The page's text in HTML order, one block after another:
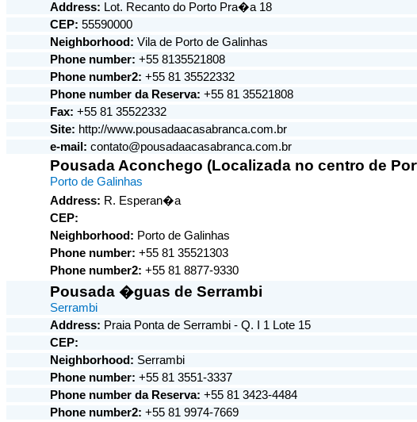
Address: Lot. Recanto do Porto Pra�a 18
CEP: 55590000
Neighborhood: Vila de Porto de Galinhas
Phone number: +55 8135521808
Phone number2: +55 81 35522332
Phone number da Reserva: +55 81 35521808
Fax: +55 81 35522332
Site: http://www.pousadaacasabranca.com.br
e-mail: contato@pousadaacasabranca.com.br
Pousada Aconchego (Localizada no centro de
Porto de Galinhas
Address: R. Esperan�a
CEP:
Neighborhood: Porto de Galinhas
Phone number: +55 81 35521303
Phone number2: +55 81 8877-9330
Pousada �guas de Serrambi
Serrambi
Address: Praia Ponta de Serrambi - Q. I 1 Lote 15
CEP:
Neighborhood: Serrambi
Phone number: +55 81 3551-3337
Phone number da Reserva: +55 81 3423-4484
Phone number2: +55 81 9974-7669